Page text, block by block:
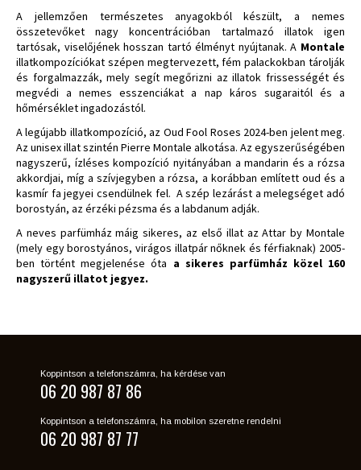
A jellemzően természetes anyagokból készült, a nemes
összetevőket nagy koncentrációban tartalmazó illatok igen
tartósak, viselőjének hosszan tartó élményt nyújtanak. A Montale
illatkompozíciókat szépen megtervezett, fém palackokban tárolják
és forgalmazzák, mely segít megőrizni az illatok frissességét és
megvédi a nemes esszenciákat a nap káros sugaraitól és a
hőmérséklet ingadozástól.
A legújabb illatkompozíció, az Oud Fool Roses 2024-ben jelent meg.
Az unisex illat szintén Pierre Montale alkotása. Az egyszerűségében
nagyszerű, ízléses kompozíció nyitányában a mandarin és a rózsa
akkordjai, míg a szívjegyben a rózsa, a korábban említett oud és a
kasmír fa jegyei csendülnek fel. A szép lezárást a melegséget adó
borostyán, az érzéki pézsma és a labdanum adják.
A neves parfümház máig sikeres, az első illat az Attar by Montale
(mely egy borostyános, virágos illatpár nőknek és férfiaknak) 2005-
ben történt megjelenése óta a sikeres parfümház közel 160
nagyszerű illatot jegyez.
Koppintson a telefonszámra, ha kérdése van
06 20 987 87 86
Koppintson a telefonszámra, ha mobilon szeretne rendelni
06 20 987 87 77